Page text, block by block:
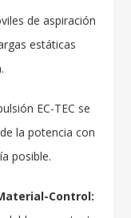
de aspiración
estáticas
EC-TEC se
la potencia con
posible.
Control: